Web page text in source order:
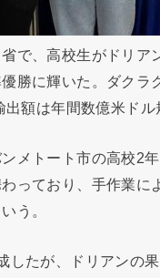
で、高校生がドリ
勝に輝いた。ダク
額は年間数億米ドル
メトート市の高校2
っており、手作業に
う。
したが、ドリアンの